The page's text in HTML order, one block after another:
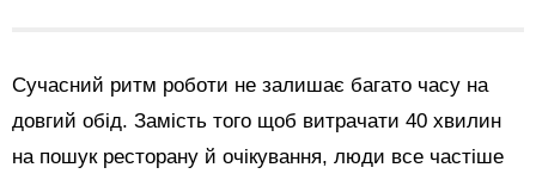
Сучасний ритм роботи не залишає багато часу на
довгий обід. Замість того щоб витрачати 40 хвилин
на пошук ресторану й очікування, люди все частіше